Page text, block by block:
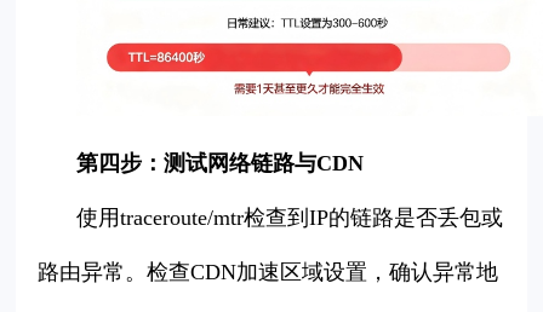
第四步：测试网络链路与CDN
使用traceroute/mtr检查到IP的链路是否丢包或
路由异常。检查CDN加速区域设置，确认异常地